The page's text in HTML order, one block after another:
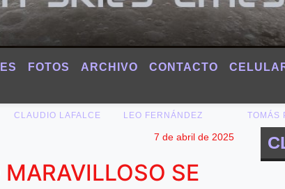
FOTOS ARCHIVO CONTACTO
CLAUDIO LAFALCE LEO FERNÁNDEZ TOMÁS
7 de abril de 2025
SE